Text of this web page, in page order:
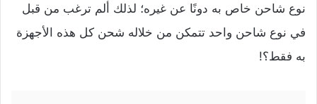
نوع شاحن خاص به دونًا عن غيره؛ لذلك ألم ترغب من قبل
في نوع شاحن واحد تتمكن من خلاله شحن كل هذه الأجهزة
به فقط؟!